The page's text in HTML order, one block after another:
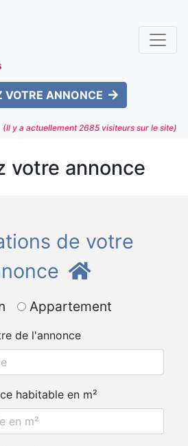
VOTRE ANNONCE
(Il y a actuellement2685 visiteurs sur le site)
votre annonce
de votre
Appartement
de l'annonce
habitable en m²